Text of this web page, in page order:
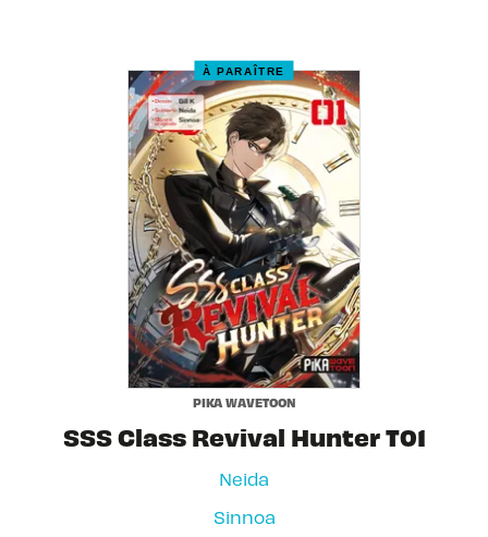
À PARAÎTRE
PIKA WAVETOON
SSS Class Revival Hunter T01
Neida
Sinnoa